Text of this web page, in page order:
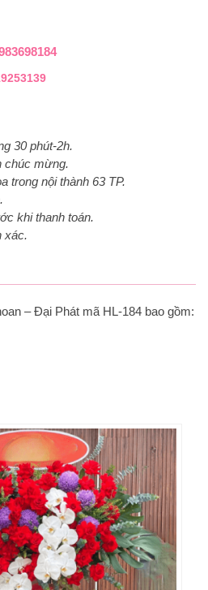
30 phút-2h.
chúc mừng.
trong nội thành 63 TP.
khi thanh toán.
xác.
– Đại Phát mã HL-184 bao gồm: